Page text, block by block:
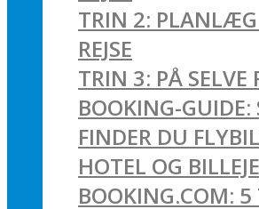
TRIN 2: PLANLÆG
REJSE
TRIN 3: PÅ SELVE
BOOKING-GUIDE:
FINDER DU
HOTEL OG BILLEJE
BOOKING.COM: 5